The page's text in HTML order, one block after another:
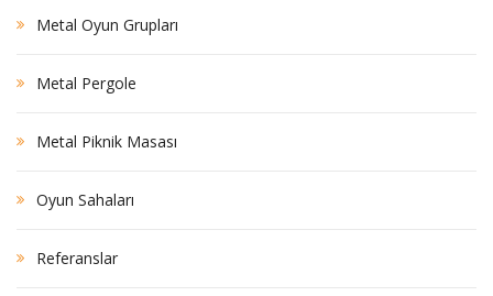
Metal Oyun Grupları
Metal Pergole
Metal Piknik Masası
Oyun Sahaları
Referanslar